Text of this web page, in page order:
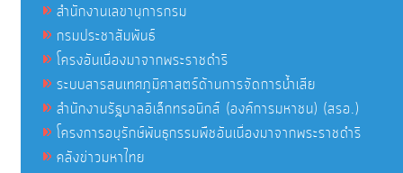
สำนักงานเลขานุการกรม
กรมประชาสัมพันธ์
โครงอันเนื่องมาจากพระราชดำริ
ระบบสารสนเทศภูมิศาสตร์ด้านการจัดการน้ำเสีย
สำนักงานรัฐบาลอิเล็กทรอนิกส์ (องค์การมหาชน) (สรอ.)
โครงการอนุรักษ์พันธุกรรมพืชอันเนื่องมาจากพระราชดำริ
คลังข่าวมหาไทย